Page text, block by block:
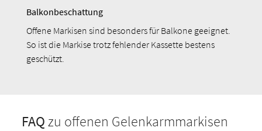
Balkonbeschattung
Offene Markisen sind besonders für Balkone geeignet.
So ist die Markise trotz fehlender Kassette bestens
geschützt.
FAQzu offenen Gelenkarmmarkisen